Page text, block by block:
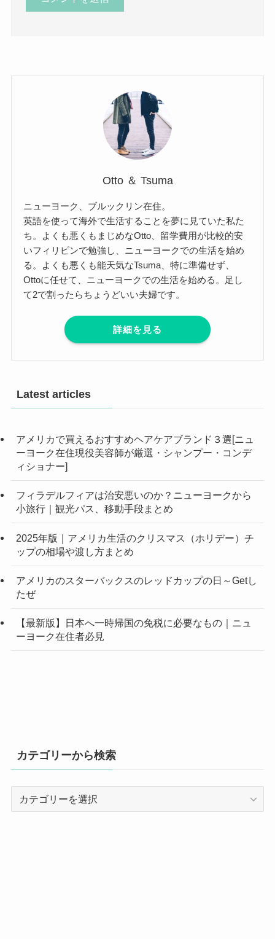
Otto ＆ Tsuma
ニューヨーク、ブルックリン在住。
英語を使って海外で生活することを夢に見ていた私た
ち。よくも悪くもまじめなOtto、留学費用が比較的安
いフィリピンで勉強し、ニューヨークでの生活を始め
る。よくも悪くも能天気なTsuma、特に準備せず、
Ottoに任せて、ニューヨークでの生活を始める。足し
て2で割ったらちょうどいい夫婦です。
詳細を見る
Latest articles
アメリカで買えるおすすめヘアケアブランド３選[ニュ
ーヨーク在住現役美容師が厳選・シャンプー・コンデ
ィショナー]
フィラデルフィアは治安悪いのか？ニューヨークから
小旅行｜観光パス、移動手段まとめ
2025年版｜アメリカ生活のクリスマス（ホリデー）チ
ップの相場や渡し方まとめ
アメリカのスターバックスのレッドカップの日～Getし
たぜ
【最新版】日本へ一時帰国の免税に必要なもの｜ニュ
ーヨーク在住者必見
カテゴリーから検索